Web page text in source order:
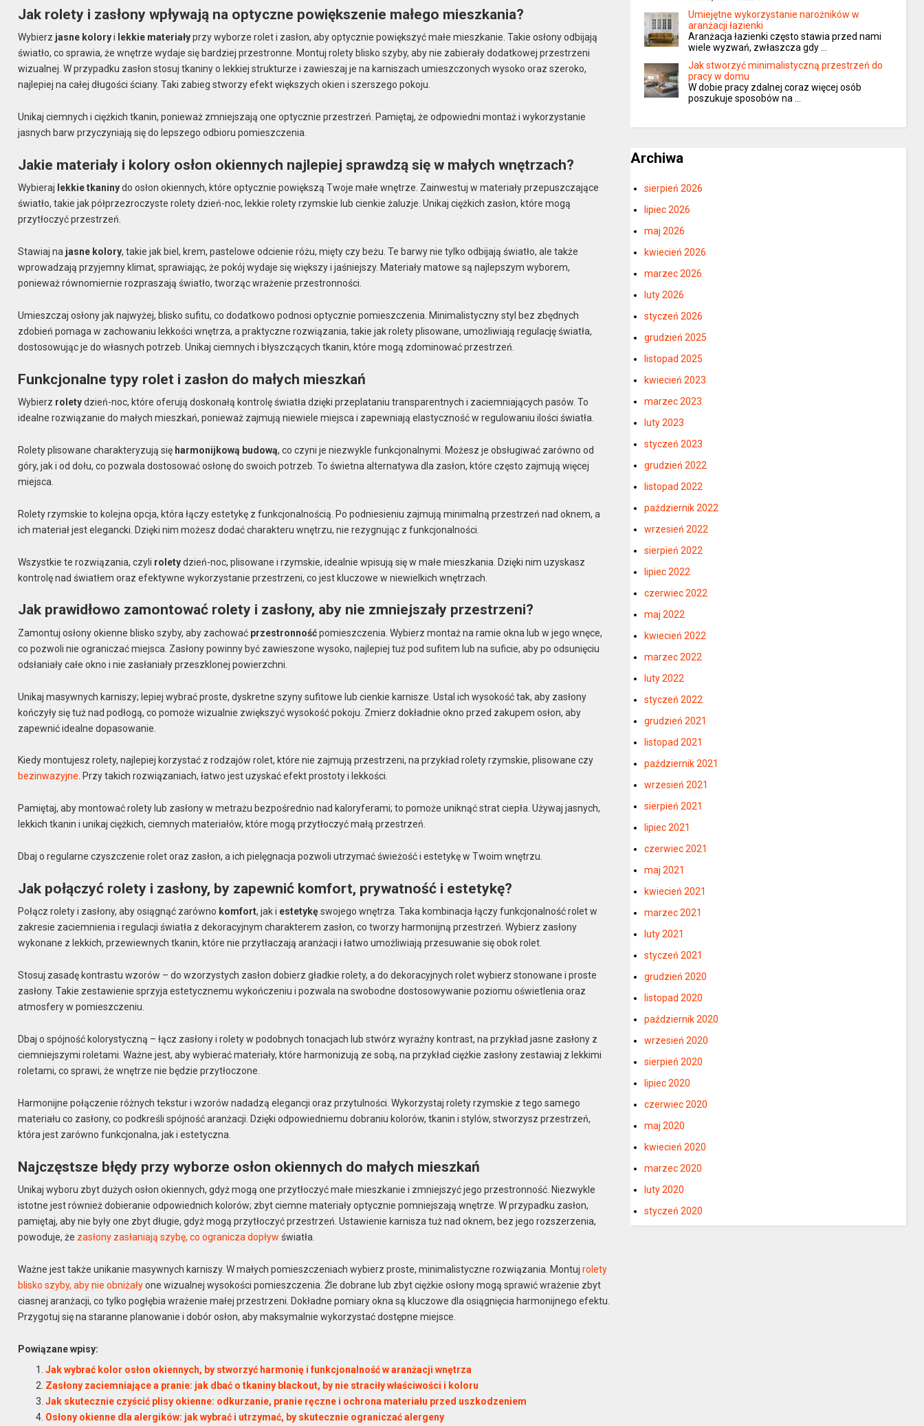
Jak rolety i zasłony wpływają na optyczne powiększenie małego mieszkania?
Wybierz jasne koloryi lekkie materiałyprzy wyborze rolet i zasłon, aby optycznie powiększyć małe mieszkanie. Takie osłony odbijają
światło, co sprawia, że wnętrze wydaje się bardziej przestronne. Montuj rolety blisko szyby, aby nie zabierały dodatkowej przestrzeni
wizualnej. W przypadku zasłon stosuj tkaniny o lekkiej strukturze i zawieszaj je na karniszach umieszczonych wysoko oraz szeroko,
najlepiej na całej długości ściany. Taki zabieg stworzy efekt większych okien i szerszego pokoju.
Unikaj ciemnych i ciężkich tkanin, ponieważ zmniejszają one optycznie przestrzeń. Pamiętaj, że odpowiedni montaż i wykorzystanie
jasnych barw przyczyniają się do lepszego odbioru pomieszczenia.
Jakie materiały i kolory osłon okiennych najlepiej sprawdzą się w małych wnętrzach?
Wybieraj lekkie tkaninydo osłon okiennych, które optycznie powiększą Twoje małe wnętrze. Zainwestuj w materiały przepuszczające
światło, takie jak półprzezroczyste rolety dzień-noc, lekkie rolety rzymskie lub cienkie żaluzje. Unikaj ciężkich zasłon, które mogą
przytłoczyć przestrzeń.
Stawiaj na jasne kolory, takie jak biel, krem, pastelowe odcienie różu, mięty czy beżu. Te barwy nie tylko odbijają światło, ale także
wprowadzają przyjemny klimat, sprawiając, że pokój wydaje się większy i jaśniejszy. Materiały matowe są najlepszym wyborem,
ponieważ równomiernie rozpraszają światło, tworząc wrażenie przestronności.
Umieszczaj osłony jak najwyżej, blisko sufitu, co dodatkowo podnosi optycznie pomieszczenia. Minimalistyczny styl bez zbędnych
zdobień pomaga w zachowaniu lekkości wnętrza, a praktyczne rozwiązania, takie jak rolety plisowane, umożliwiają regulację światła,
dostosowując je do własnych potrzeb. Unikaj ciemnych i błyszczących tkanin, które mogą zdominować przestrzeń.
Funkcjonalne typy rolet i zasłon do małych mieszkań
Wybierz roletydzień-noc, które oferują doskonałą kontrolę światła dzięki przeplataniu transparentnych i zaciemniających pasów. To
idealne rozwiązanie do małych mieszkań, ponieważ zajmują niewiele miejsca i zapewniają elastyczność w regulowaniu ilości światła.
Rolety plisowane charakteryzują się harmonijkową budową, co czyni je niezwykle funkcjonalnymi. Możesz je obsługiwać zarówno od
góry, jak i od dołu, co pozwala dostosować osłonę do swoich potrzeb. To świetna alternatywa dla zasłon, które często zajmują więcej
miejsca.
Rolety rzymskie to kolejna opcja, która łączy estetykę z funkcjonalnością. Po podniesieniu zajmują minimalną przestrzeń nad oknem, a
ich materiał jest elegancki. Dzięki nim możesz dodać charakteru wnętrzu, nie rezygnując z funkcjonalności.
Wszystkie te rozwiązania, czyli roletydzień-noc, plisowane i rzymskie, idealnie wpisują się w małe mieszkania. Dzięki nim uzyskasz
kontrolę nad światłem oraz efektywne wykorzystanie przestrzeni, co jest kluczowe w niewielkich wnętrzach.
Jak prawidłowo zamontować rolety i zasłony, aby nie zmniejszały przestrzeni?
Zamontuj osłony okienne blisko szyby, aby zachować przestronnośćpomieszczenia. Wybierz montaż na ramie okna lub w jego wnęce,
co pozwoli nie ograniczać miejsca. Zasłony powinny być zawieszone wysoko, najlepiej tuż pod sufitem lub na suficie, aby po odsunięciu
odsłaniały całe okno i nie zasłaniały przeszklonej powierzchni.
Unikaj masywnych karniszy; lepiej wybrać proste, dyskretne szyny sufitowe lub cienkie karnisze. Ustal ich wysokość tak, aby zasłony
kończyły się tuż nad podłogą, co pomoże wizualnie zwiększyć wysokość pokoju. Zmierz dokładnie okno przed zakupem osłon, aby
zapewnić idealne dopasowanie.
Kiedy montujesz rolety, najlepiej korzystać z rodzajów rolet, które nie zajmują przestrzeni, na przykład rolety rzymskie, plisowane czy
bezinwazyjne. Przy takich rozwiązaniach, łatwo jest uzyskać efekt prostoty i lekkości.
Pamiętaj, aby montować rolety lub zasłony w metrażu bezpośrednio nad kaloryferami; to pomoże uniknąć strat ciepła. Używaj jasnych,
lekkich tkanin i unikaj ciężkich, ciemnych materiałów, które mogą przytłoczyć małą przestrzeń.
Dbaj o regularne czyszczenie rolet oraz zasłon, a ich pielęgnacja pozwoli utrzymać świeżość i estetykę w Twoim wnętrzu.
Jak połączyć rolety i zasłony, by zapewnić komfort, prywatność i estetykę?
Połącz rolety i zasłony, aby osiągnąć zarówno komfort, jak i estetykęswojego wnętrza. Taka kombinacja łączy funkcjonalność rolet w
zakresie zaciemnienia i regulacji światła z dekoracyjnym charakterem zasłon, co tworzy harmonijną przestrzeń. Wybierz zasłony
wykonane z lekkich, przewiewnych tkanin, które nie przytłaczają aranżacji i łatwo umożliwiają przesuwanie się obok rolet.
Stosuj zasadę kontrastu wzorów – do wzorzystych zasłon dobierz gładkie rolety, a do dekoracyjnych rolet wybierz stonowane i proste
zasłony. Takie zestawienie sprzyja estetycznemu wykończeniu i pozwala na swobodne dostosowywanie poziomu oświetlenia oraz
atmosfery w pomieszczeniu.
Dbaj o spójność kolorystyczną – łącz zasłony i rolety w podobnych tonacjach lub stwórz wyraźny kontrast, na przykład jasne zasłony z
ciemniejszymi roletami. Ważne jest, aby wybierać materiały, które harmonizują ze sobą, na przykład ciężkie zasłony zestawiaj z lekkimi
roletami, co sprawi, że wnętrze nie będzie przytłoczone.
Harmonijne połączenie różnych tekstur i wzorów nadadzą elegancji oraz przytulności. Wykorzystaj rolety rzymskie z tego samego
materiału co zasłony, co podkreśli spójność aranżacji. Dzięki odpowiedniemu dobraniu kolorów, tkanin i stylów, stworzysz przestrzeń,
która jest zarówno funkcjonalna, jak i estetyczna.
Najczęstsze błędy przy wyborze osłon okiennych do małych mieszkań
Unikaj wyboru zbyt dużych osłon okiennych, gdyż mogą one przytłoczyć małe mieszkanie i zmniejszyć jego przestronność. Niezwykle
istotne jest również dobieranie odpowiednich kolorów; zbyt ciemne materiały optycznie pomniejszają wnętrze. W przypadku zasłon,
pamiętaj, aby nie były one zbyt długie, gdyż mogą przytłoczyć przestrzeń. Ustawienie karnisza tuż nad oknem, bez jego rozszerzenia,
powoduje, że zasłony zasłaniają szybę, co ogranicza dopływ światła.
Ważne jest także unikanie masywnych karniszy. W małych pomieszczeniach wybierz proste, minimalistyczne rozwiązania. Montujrolety
blisko szyby, aby nie obniżałyone wizualnej wysokości pomieszczenia. Źle dobrane lub zbyt ciężkie osłony mogą sprawić wrażenie zbyt
ciasnej aranżacji, co tylko pogłębia wrażenie małej przestrzeni. Dokładne pomiary okna są kluczowe dla osiągnięcia harmonijnego efektu.
Przygotuj się na staranne planowanie i dobór osłon, aby maksymalnie wykorzystać dostępne miejsce.
Powiązane wpisy:
Jak wybrać kolor osłon okiennych, by stworzyć harmonię i funkcjonalność w aranżacji wnętrza
Zasłony zaciemniające a pranie: jak dbać o tkaniny blackout, by nie straciły właściwości i koloru
Jak skutecznie czyścić plisy okienne: odkurzanie, pranie ręczne i ochrona materiału przed uszkodzeniem
Osłony okienne dla alergików: jak wybrać i utrzymać, by skutecznie ograniczać alergeny
Umiejętne wykorzystanie narożników w
aranżacji łazienki
Aranżacja łazienki często stawia przed nami
wiele wyzwań, zwłaszcza gdy …
Jak stworzyć minimalistyczną przestrzeń do
pracy w domu
W dobie pracy zdalnej coraz więcej osób
poszukuje sposobów na …
Archiwa
sierpień 2026
lipiec 2026
maj 2026
kwiecień 2026
marzec 2026
luty 2026
styczeń 2026
grudzień 2025
listopad 2025
kwiecień 2023
marzec 2023
luty 2023
styczeń 2023
grudzień 2022
listopad 2022
październik 2022
wrzesień 2022
sierpień 2022
lipiec 2022
czerwiec 2022
maj 2022
kwiecień 2022
marzec 2022
luty 2022
styczeń 2022
grudzień 2021
listopad 2021
październik 2021
wrzesień 2021
sierpień 2021
lipiec 2021
czerwiec 2021
maj 2021
kwiecień 2021
marzec 2021
luty 2021
styczeń 2021
grudzień 2020
listopad 2020
październik 2020
wrzesień 2020
sierpień 2020
lipiec 2020
czerwiec 2020
maj 2020
kwiecień 2020
marzec 2020
luty 2020
styczeń 2020